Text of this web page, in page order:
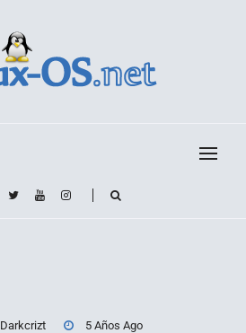
Darkcrizt 5 Años Ago